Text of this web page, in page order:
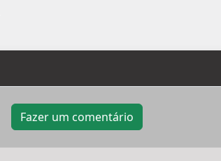
Fazer um comentário